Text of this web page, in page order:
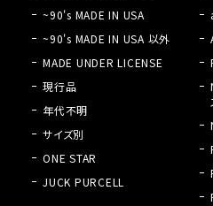
~90's MADE IN USA
~90's MADE IN USA 以外
MADE UNDER LICENSE
現行品
年代不明
サイズ別
ONE STAR
JUCK PURCELL